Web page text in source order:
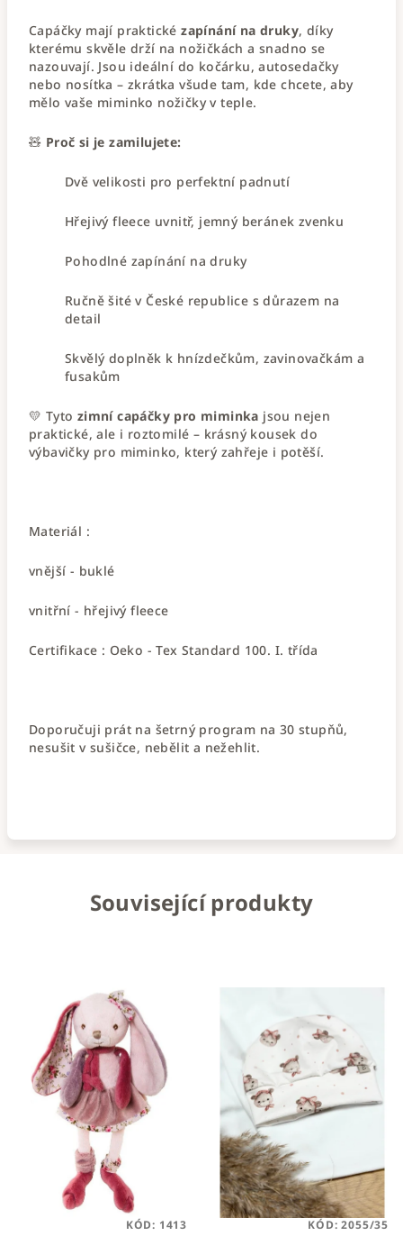
Capáčky mají praktickézapínání na druky, díky
kterému skvěle drží na nožičkách a snadno se
nazouvají. Jsou ideální do kočárku, autosedačky
nebo nosítka – zkrátka všude tam, kde chcete, aby
mělo vaše miminko nožičky v teple.
🧸 Proč si je zamilujete:
Dvě velikosti pro perfektní padnutí
Hřejivý fleece uvnitř, jemný beránek zvenku
Pohodlné zapínání na druky
Ručně šité v České republice s důrazem na
detail
Skvělý doplněk k hnízdečkům, zavinovačkám a
fusakům
💛 Tyto zimní capáčky pro miminka jsou nejen
praktické, ale i roztomilé – krásný kousek do
výbavičky pro miminko, který zahřeje i potěší.
Materiál :
vnější - buklé
vnitřní - hřejivý fleece
Certifikace : Oeko - Tex Standard 100. I. třída
Doporučuji prát na šetrný program na 30 stupňů,
nesušit v sušičce, nebělit a nežehlit.
Související produkty
KÓD: 1413 KÓD:2055/35